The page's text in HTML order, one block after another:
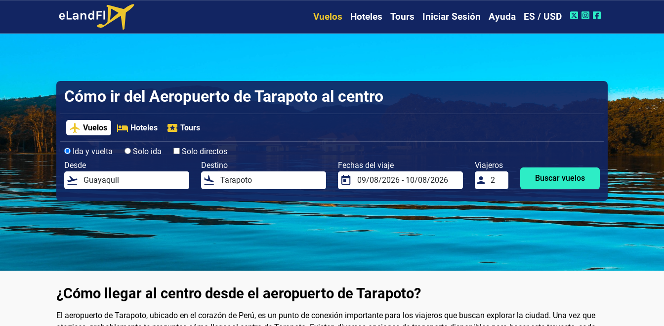
Vuelos Hoteles Tours Iniciar Sesión Ayuda ES / USD
Cómo ir del Aeropuerto de Tarapoto al centro
Vuelos Hoteles Tours
Ida y vuelta Solo ida
Solo directos
Desde
Destino Fechas del viaje
Viajeros
Buscar vuelos
¿Cómo llegar al centro desde el aeropuerto de Tarapoto?
El aeropuerto de Tarapoto, ubicado en el corazón de Perú, es un punto de conexión importante para los viajeros que buscan explorar la ciudad. Una vez que